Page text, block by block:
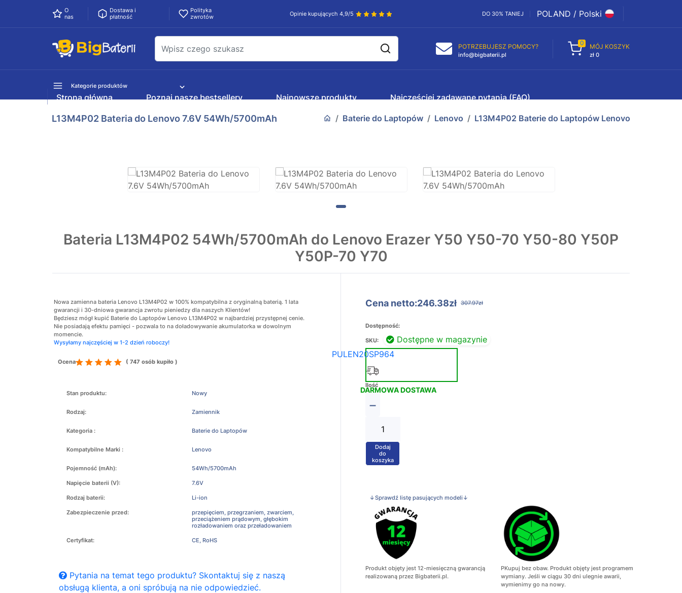
O
nas
Dostawa i
płatność
Polityka
zwrotów
Opinie kupujących 4,9/5 DO 30% TANIEJ POLAND / Polski
POTRZEBUJESZ POMOCY?
info@bigbaterii.pl
0 MÓJ KOSZYK
zł 0
Kategorie produktów
Strona główna Poznaj nasze bestsellery Najnowsze produkty Najczęściej zadawane pytania (FAQ)
L13M4P02 Bateria do Lenovo 7.6V 54Wh/5700mAh Baterie do Laptopów Lenovo L13M4P02 Baterie do Laptopów Lenovo
Bateria L13M4P02 54Wh/5700mAh do Lenovo Erazer Y50 Y50-70 Y50-80 Y50P
Y50P-70 Y70
Nowa zamienna bateria Lenovo L13M4P02 w 100% kompatybilna z oryginalną baterią. 1 lata
gwarancji i 30-dniowa gwarancja zwrotu pieniedzy dla naszych Klientów!
Będziesz mógł kupić Baterie do Laptopów Lenovo L13M4P02 w najbardziej przystępnej cenie.
Nie posiadają efektu pamięci - pozwala to na doładowywanie akumulatorka w dowolnym
momencie.
Wysyłamy najczęściej w 1-2 dzień roboczy!
Ocena ( 747 osób kupiło )
Stan produktu: Nowy
Rodzaj: Zamiennik
Kategoria : Baterie do Laptopów
Kompatybilne Marki : Lenovo
Pojemność (mAh): 54Wh/5700mAh
Napięcie baterii (V): 7.6V
Rodzaj baterii: Li-ion
Zabezpieczenie przed:
przepięciem, przegrzaniem, zwarciem,
przeciążeniem prądowym, głębokim
rozładowaniem oraz przeładowaniem
Certyfikat: CE, RoHS
Pytania na temat tego produktu? Skontaktuj się z naszą
obsługą klienta, a oni spróbują na nie odpowiedzieć.
Cena netto:246.38zł 307.97zł
Dostępność:
Dostępne w magazynie
SKU:
PULEN20SP964
DARMOWA DOSTAWA
Ilość
−
+
Dodaj
do
koszyka
↓Sprawdź listę pasujących modeli↓
Produkt objęty jest 12-miesięczną gwarancją
realizowaną przez Bigbaterii.pl.
PKupuj bez obaw. Produkt objęty jest programem
wymiany. Jeśli w ciągu 30 dni ulegnie awarii,
wymienimy go na nowy.